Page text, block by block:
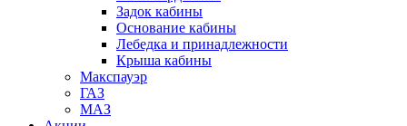
Задок кабины
Основание кабины
Лебедка и принадлежности
Крыша кабины
Макспауэр
ГАЗ
МАЗ